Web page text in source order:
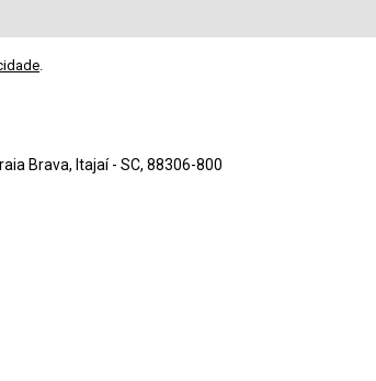
.
Brava, Itajaí - SC, 88306-800